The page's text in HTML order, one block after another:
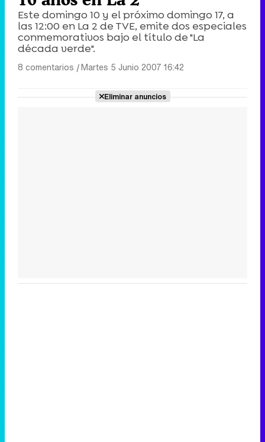
Este domingo 10 y el próximo domingo 17, a
las 12:00 en La 2 de TVE, emite dos especiales
conmemorativos bajo el título de "La
década verde".
8 comentarios |Martes 5 Junio 2007 16:42
Eliminar anuncios